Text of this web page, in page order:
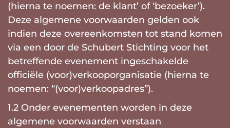
(hierna te noemen: de klant’ of ‘bezoeker’).
Deze algemene voorwaarden gelden ook
indien deze overeenkomsten tot stand komen
via een door de Schubert Stichting voor het
betreffende evenement ingeschakelde
officiële (voor)verkooporganisatie (hierna te
noemen: “(voor)verkoopadres”).
1.2 Onder evenementen worden in deze
algemene voorwaarden verstaan